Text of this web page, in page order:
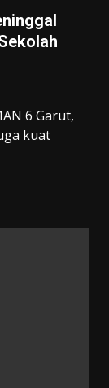
6 Garut,
kuat